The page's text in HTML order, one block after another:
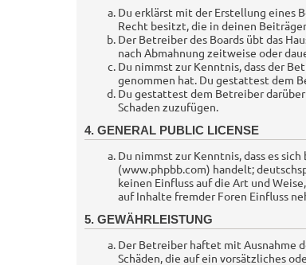
Du erklärst mit der Erstellung eines
Recht besitzt, die in deinen
Der Betreiber des Boards übt das
nach Abmahnung zeitweise oder
Du nimmst zur Kenntnis, dass der
genommen hat. Du gestattest dem
Du gestattest dem Betreiber
Schaden zuzufügen.
4. GENERAL PUBLIC LICENSE
Du nimmst zur Kenntnis, dass es
(www.phpbb.com) handelt;
keinen Einfluss auf die Art und
auf Inhalte fremder Foren Einfluss
5. GEWÄHRLEISTUNG
Der Betreiber haftet mit Ausnahme
Schäden, die auf ein vorsätzliches